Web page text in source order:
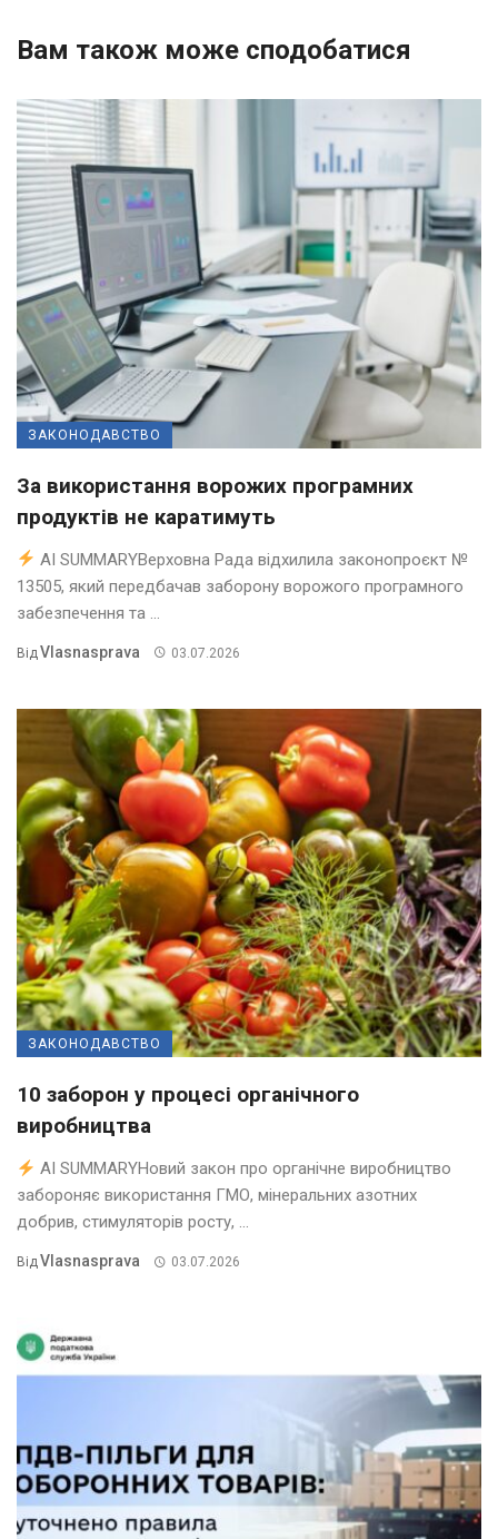
Вам також може сподобатися
ЗАКОНОДАВСТВО
За використання ворожих програмних
продуктів не каратимуть
AI SUMMARYВерховна Рада відхилила законопроєкт №
13505, який передбачав заборону ворожого програмного
забезпечення та ...
Від Vlasnasprava 03.07.2026
ЗАКОНОДАВСТВО
10 заборон у процесі органічного
виробництва
AI SUMMARYНовий закон про органічне виробництво
забороняє використання ГМО, мінеральних азотних
добрив, стимуляторів росту, ...
ВідVlasnasprava 03.07.2026